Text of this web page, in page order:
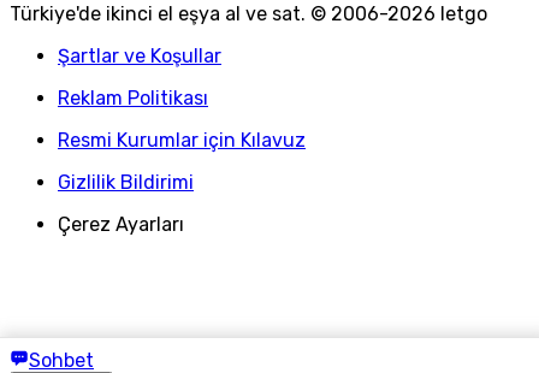
Sohbet
Türkiye'de ikinci el eşya al ve sat. © 2006-2026 letgo
Şartlar ve Koşullar
Reklam Politikası
Resmi Kurumlar için Kılavuz
Gizlilik Bildirimi
Çerez Ayarları